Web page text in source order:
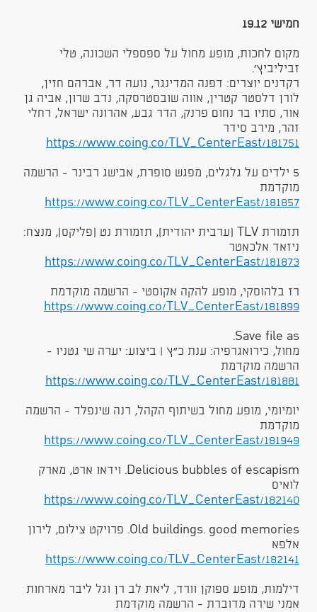
חמישי 19.12
מקום לחכות, מופע מחול על ספספלי השכונה, טלי
זביליביץ׳.
רקדנים יוצרים: דפנה המדינגר, נועה דר, אברהם חזין,
לורן דלסטר קטרין, אווה שובסטרסקה, נדב שרון, אביה גן
אור, סתיו בר נחום פרנק, הדר גבע, אהרונה ישראל, רחלי
זהר, מירב סידר
https://www.coing.co/TLV_CenterEast/181751
5 ילדים על גלגלים, מפגש סופרת, אבישג רבינר - הרשמה
מוקדמת
https://www.coing.co/TLV_CenterEast/181857
תזמורת TLV (ערבית יהודית), תזמורת נט (פליקס), מנצח:
ניזאד אלכאטר
https://www.coing.co/TLV_CenterEast/181873
רז בלהוסקי, מופע להקה אקוסטי - הרשמה מוקדמת
https://www.coing.co/TLV_CenterEast/181899
Save file as.
מחול, כירואגרפיה: ענת כ״ץ | ביצוע: יערה שי גטניו -
הרשמה מוקדמת
https://www.coing.co/TLV_CenterEast/181881
יומיומי, מופע מחול בשיתוף הקהל, רנה שינפלד - הרשמה
מוקדמת
https://www.coing.co/TLV_CenterEast/181949
Delicious bubbles of escapism. וידאו ארט, מארק
לואיס
https://www.coing.co/TLV_CenterEast/182140
Old buildings. good memories. פרויקט צילום, לירון
אלפא
https://www.coing.co/TLV_CenterEast/182141
דילמות, מופע ספוקן וורד, ליאת לב רן וגל ליבר מארחות
אמני שירה מדוברת - הרשמה מוקדמת